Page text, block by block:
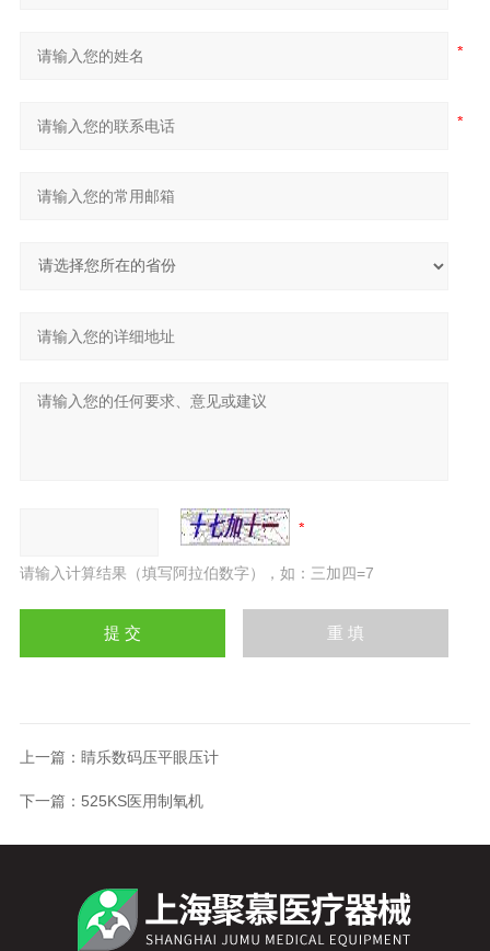
请输入计算结果（填写阿拉伯数字），如：三加四=7
上一篇： 睛乐数码压平眼压计
下一篇： 525KS医用制氧机